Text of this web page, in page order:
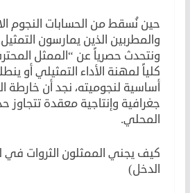
حين نُسقط من الحسابات النجوم
والمطربين الذين يمارسون
ونتحدث حصرياً عن “الممثل
كلياً لمهنة الأداء التمثيلي أو
أساسية لنجوميته، نجد أن خارطة
جغرافية وإنتاجية معقدة تتجاوز
المحلي.
كيف يجني الممثلون الثروات في
الدخل)